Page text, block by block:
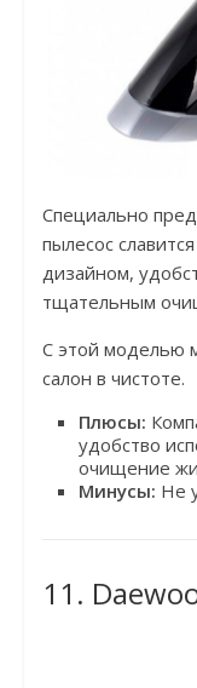
Специально
пылесос
дизайном,
тщательным
С этой моделью
салон в чистоте.
Плюсы:
удобство
очищение
Минусы: Не
11.